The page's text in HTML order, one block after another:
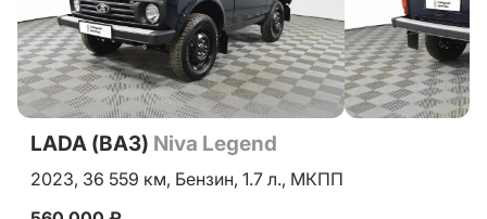
LADA (ВАЗ) Niva Legend
2023, 36 559 км, Бензин, 1.7 л., МКПП